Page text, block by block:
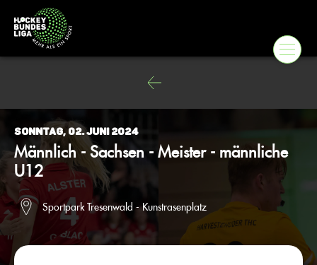
Sonntag, 02. Juni 2024
Männlich - Sachsen - Meister - männliche
U12
Sportpark Tresenwald - Kunstrasenplatz